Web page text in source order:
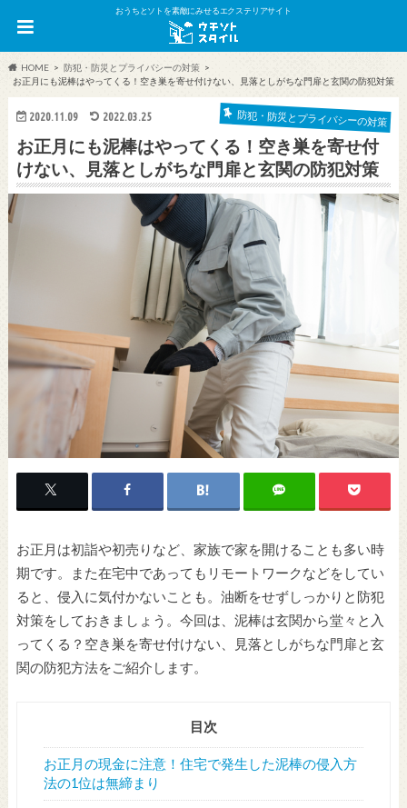
おうちとソトを素敵にみせるエクステリアサイト
HOME
防犯・防災とプライバシーの対策
お正月にも泥棒はやってくる！空き巣を寄せ付けない、見落としがちな門扉と玄関の防犯対策
2020.11.09 2022.03.25 防犯・防災とプライバシーの対策
お正月にも泥棒はやってくる！空き巣を寄せ付
けない、見落としがちな門扉と玄関の防犯対策
お正月は初詣や初売りなど、家族で家を開けることも多い時
期です。また在宅中であってもリモートワークなどをしてい
ると、侵入に気付かないことも。油断をせずしっかりと防犯
対策をしておきましょう。今回は、泥棒は玄関から堂々と入
ってくる？空き巣を寄せ付けない、見落としがちな門扉と玄
関の防犯方法をご紹介します。
目次
お正月の現金に注意！住宅で発生した泥棒の侵入方
法の1位は無締まり